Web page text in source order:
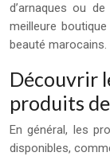
d’arnaques ou
meilleure
beauté marocains.
Découvrir
produits
En général, les
disponibles,